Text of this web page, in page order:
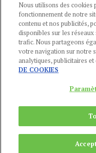
CGU-POLITIQUE DE
Du Lundi au
Copyright
Nous utilisons des cookies
fonctionnement de notre
contenu et nos publicités,
disponibles sur les
trafic. Nous partageons
votre navigation sur notre
analytiques, publicitaires
DE COOKIES